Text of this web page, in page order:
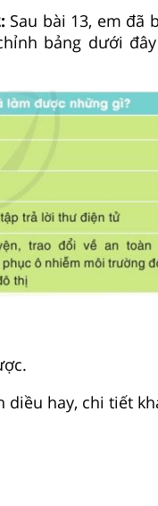
Sau bài 13, em đã
bảng dưới
diều hay, chi tiết